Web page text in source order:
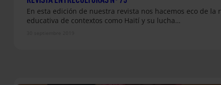
En esta edición de nuestra revista nos hacemos eco de la
educativa de contextos como Haití y su lucha…